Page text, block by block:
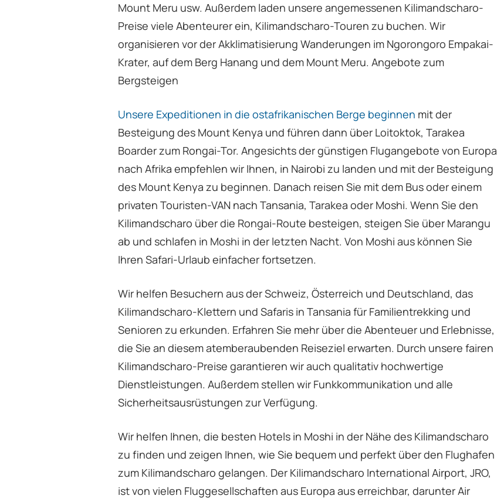
Mount Meru usw. Außerdem laden unsere angemessenen Kilimandscharo-
Preise viele Abenteurer ein, Kilimandscharo-Touren zu buchen. Wir
organisieren vor der Akklimatisierung Wanderungen im Ngorongoro Empakai-
Krater, auf dem Berg Hanang und dem Mount Meru. Angebote zum
Bergsteigen
Unsere Expeditionen in die ostafrikanischen Berge beginnen mit der
Besteigung des Mount Kenya und führen dann über Loitoktok, Tarakea
Boarder zum Rongai-Tor. Angesichts der günstigen Flugangebote von Europa
nach Afrika empfehlen wir Ihnen, in Nairobi zu landen und mit der Besteigung
des Mount Kenya zu beginnen. Danach reisen Sie mit dem Bus oder einem
privaten Touristen-VAN nach Tansania, Tarakea oder Moshi. Wenn Sie den
Kilimandscharo über die Rongai-Route besteigen, steigen Sie über Marangu
ab und schlafen in Moshi in der letzten Nacht. Von Moshi aus können Sie
Ihren Safari-Urlaub einfacher fortsetzen.
Wir helfen Besuchern aus der Schweiz, Österreich und Deutschland, das
Kilimandscharo-Klettern und Safaris in Tansania für Familientrekking und
Senioren zu erkunden. Erfahren Sie mehr über die Abenteuer und Erlebnisse,
die Sie an diesem atemberaubenden Reiseziel erwarten. Durch unsere fairen
Kilimandscharo-Preise garantieren wir auch qualitativ hochwertige
Dienstleistungen. Außerdem stellen wir Funkkommunikation und alle
Sicherheitsausrüstungen zur Verfügung.
Wir helfen Ihnen, die besten Hotels in Moshi in der Nähe des Kilimandscharo
zu finden und zeigen Ihnen, wie Sie bequem und perfekt über den Flughafen
zum Kilimandscharo gelangen. Der Kilimandscharo International Airport, JRO,
ist von vielen Fluggesellschaften aus Europa aus erreichbar, darunter Air